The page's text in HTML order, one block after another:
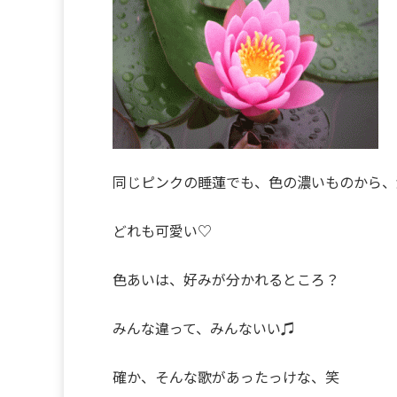
同じピンクの睡蓮でも、色の濃いものから
どれも可愛い♡
色あいは、好みが分かれるところ？
みんな違って、みんないい♫
確か、そんな歌があったっけな、笑